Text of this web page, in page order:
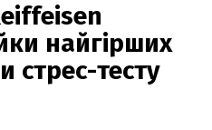
найгірших
стрес-тесту